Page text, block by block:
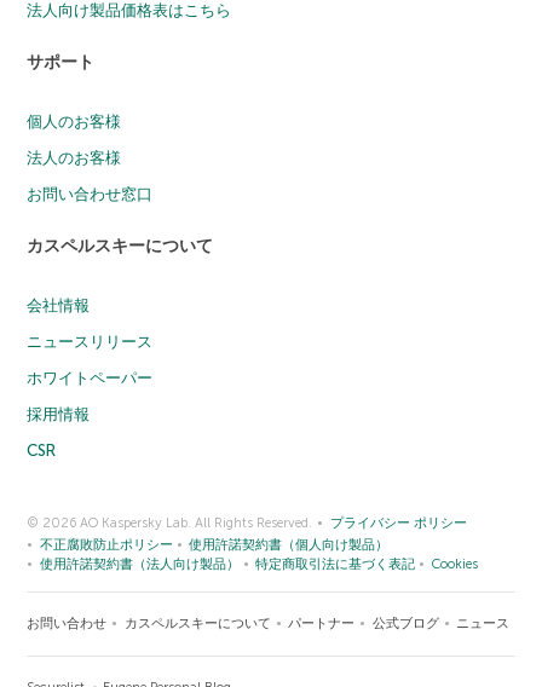
法人向け製品価格表はこちら
サポート
個人のお客様
法人のお客様
お問い合わせ窓口
カスペルスキーについて
会社情報
ニュースリリース
ホワイトペーパー
採用情報
CSR
© 2026 AO Kaspersky Lab. All Rights Reserved.
プライバシー ポリシー
不正腐敗防止ポリシー
使用許諾契約書（個人向け製品）
使用許諾契約書（法人向け製品）
特定商取引法に基づく表記 Cookies
お問い合わせ カスペルスキーについて パートナー 公式ブログ ニュース